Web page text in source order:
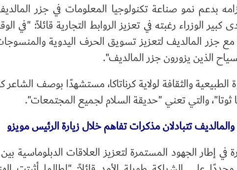
بدعم نمو صناعة تكنولوجيا المعلومات في جزر
كبير الوزراء رغبته في تعزيز الروابط التجارية قائلاً: "في
جزر المالديف لتعزيز تسويق الحرف اليدوية
الذين يزورون جزر المالديف".
الطبيعية والثقافة لولاية كرناتاكا، مستشهدًا بوصف الشاعر
ثوتا"، والتي تعني "حديقة السلام لجميع المجتمعات".
والمالديف تتبادلان مذكرات تفاهم خلال زيارة الرئيس مويزو
في إطار الجهود المستمرة لتعزيز العلاقات الدبلوماسية